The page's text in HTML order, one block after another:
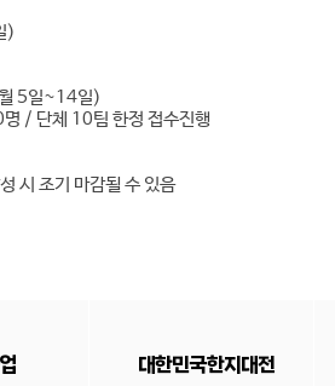
)
5일~14일)
/ 단체 10팀 한정 접수진행
시 조기 마감될 수 있음
대한민국한지대전